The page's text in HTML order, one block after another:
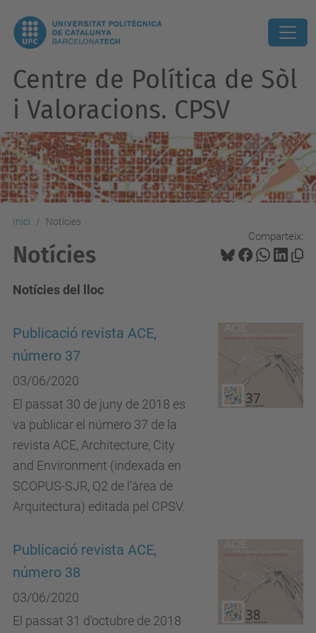
Centre de Política de Sòl
i Valoracions. CPSV
Inici Notícies
Comparteix:
Notícies
Notícies del lloc
Publicació revista ACE,
número 37
03/06/2020
El passat 30 de juny de 2018 es
va publicar el número 37 de la
revista ACE, Architecture, City
and Environment (indexada en
SCOPUS-SJR, Q2 de l’àrea de
Arquitectura) editada pel CPSV.
Publicació revista ACE,
número 38
03/06/2020
El passat 31 d’octubre de 2018